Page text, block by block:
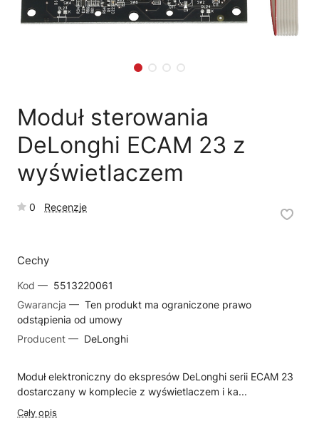
Moduł sterowania
DeLonghi ECAM 23 z
wyświetlaczem
0 Recenzje
Cechy
Kod — 5513220061
Gwarancja — Ten produkt ma ograniczone prawo
odstąpienia od umowy
Producent — DeLonghi
Moduł elektroniczny do ekspresów DeLonghi serii ECAM 23
dostarczany w komplecie z wyświetlaczem i ka...
Cały opis
🗹Reklamacja naprawy 📦Reklamacja towaru